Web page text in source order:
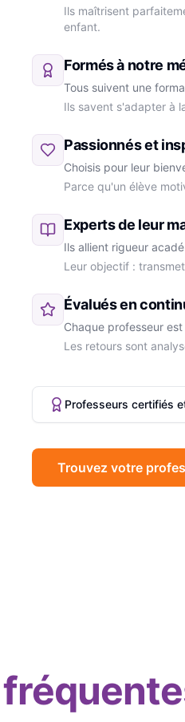
Marie
Marc
Ils maîtrisent
enfant.
Formés à notre
Tous suivent une
Ils savent s'adapter à
Passionnés et
Choisis pour leur
Parce qu'un élève
Experts de leur
Ils allient rigueur
Leur objectif :
Évalués en
Chaque professeur
Les retours sont
Professeurs certifiés
Trouvez votre